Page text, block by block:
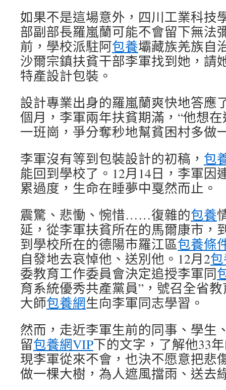
如果不是這場意外，四川工業科技
部副部長羅嵐蘭可能不會留下無法
前，學校派駐阿包養壩藏族羌族自
沙爾宗鎮扶貧干部李軍找到她，請
特產設計包裝。
設計專業出身的羅嵐蘭爽快地答應
個月，李軍兩年扶貧期滿，“他想
一班崗，爭分奪秒地幫貧困村多做
李軍沒有等到包裝設計的初稿， 包
能回到學校了。12月14日，李軍因
累過度，生命在睡夢中戛然而止。
震驚、悲慟、惋惜……復雜的包養
延，從李軍扶貧所在的馬爾康市，
到學校所在的德陽市羅江區包養條
自發地去哀悼他、送別他。12月2
委教育工作委員會決定追授李軍同
育系統優秀共產黨員”，號召全省
大師包養網生向李軍同志學習。
然而，走近李軍生前的同事、學生
留包養網VIP下的文字，了解他33
現李軍從來不會，也決不愿意把
做一棵大樹，為人遮風擋雨、送去